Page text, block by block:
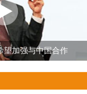
望加强与中国合作